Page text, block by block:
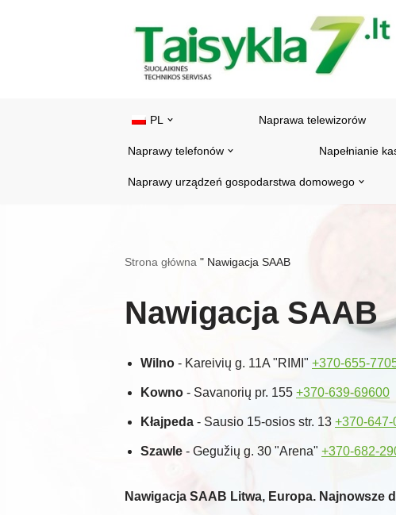
PL Naprawa telewizorów
Naprawy telefonów Napełnianie
Naprawy urządzeń gospodarstwa domowego
Strona główna " Nawigacja SAAB
Nawigacja SAAB
Wilno - Kareivių g. 11A "RIMI" +370-655-
Kowno - Savanorių pr. 155 +370-639-69600
Kłajpeda - Sausio 15-osios str. 13 +370-647-
Szawle - Gegužių g. 30 "Arena" +370-682-
Nawigacja SAAB Litwa, Europa. Najnowsze